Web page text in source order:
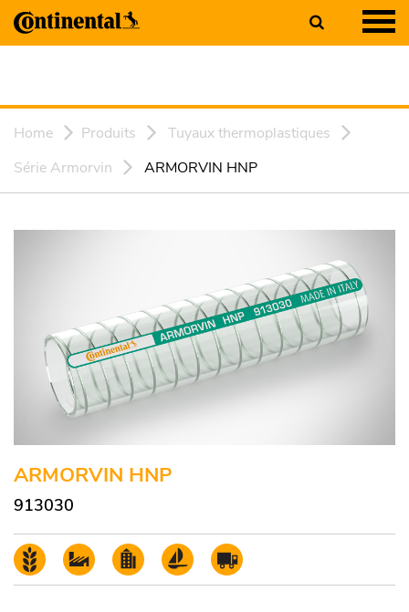
Home Produits
Tuyaux thermoplastiques
Série Armorvin
ARMORVIN HNP
ARMORVIN HNP
913030